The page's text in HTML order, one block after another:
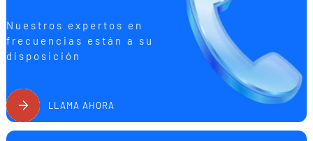
Nuestros expertos en
frecuencias están a su
disposición
LLAMA AHORA